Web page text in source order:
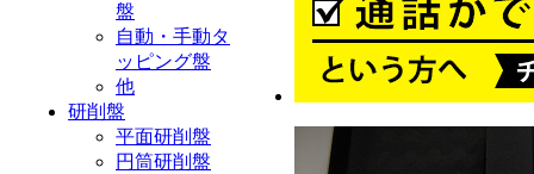
盤
自動・手動タ
ッピング盤
他
研削盤
平面研削盤
円筒研削盤